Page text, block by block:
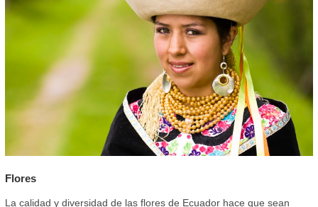
Flores
La calidad y diversidad de las flores de Ecuador hace que sean